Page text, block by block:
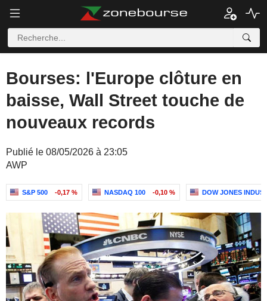
Bourses: l'Europe clôture en
baisse, Wall Street touche de
nouveaux records
Publié le 08/05/2026 à 23:05
AWP
S&P 500 -0,17 % NASDAQ 100 -0,10 % DOW JONES